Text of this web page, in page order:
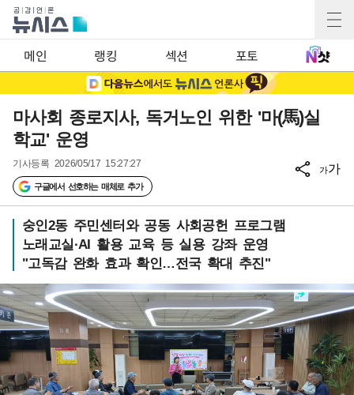
메인 랭킹 섹션 포토
마사회 종로지사, 독거노인 위한 '마(馬)실
학교' 운영
기사등록 2026/05/17 15:27:27
구글에서 선호하는 매체로 추가
가가
숭인2동 주민센터와 공동 사회공헌 프로그램
노래교실·AI 활용 교육 등 실용 강좌 운영
"고독감 완화 효과 확인…전국 확대 추진"